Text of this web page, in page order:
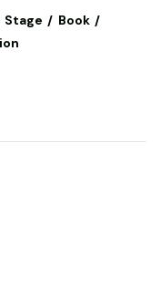
Stage
Book